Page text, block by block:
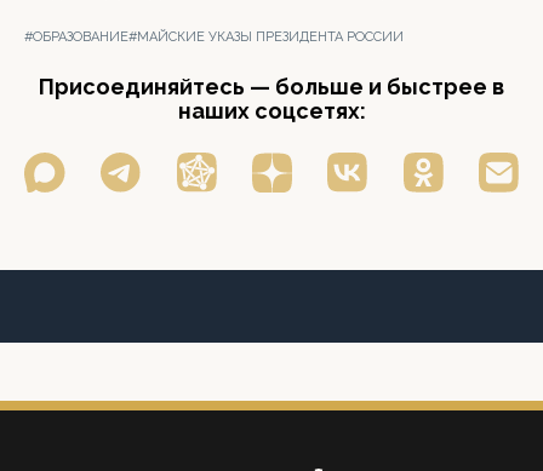
#ОБРАЗОВАНИЕ#МАЙСКИЕ УКАЗЫ ПРЕЗИДЕНТА РОССИИ
Присоединяйтесь — больше и быстрее в
наших соцсетях: